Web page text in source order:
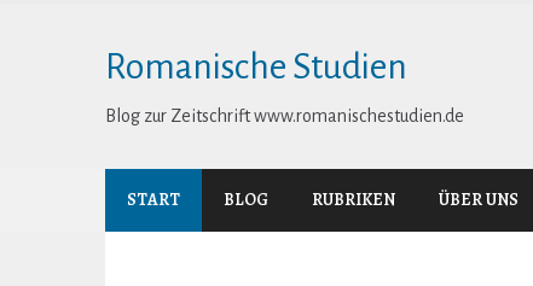
Romanische Studien
Blog zur Zeitschrift www.romanischestudien.de
START BLOG RUBRIKEN ÜBER UNS